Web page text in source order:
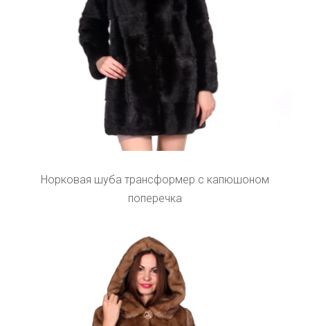
Норковая шуба трансформер с капюшоном
поперечка